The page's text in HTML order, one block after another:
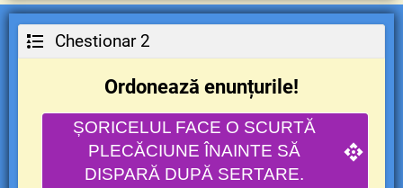
Chestionar 2
Ordonează enunțurile!
ȘORICELUL FACE O SCURTĂ
PLECĂCIUNE ÎNAINTE SĂ
DISPARĂ DUPĂ SERTARE.